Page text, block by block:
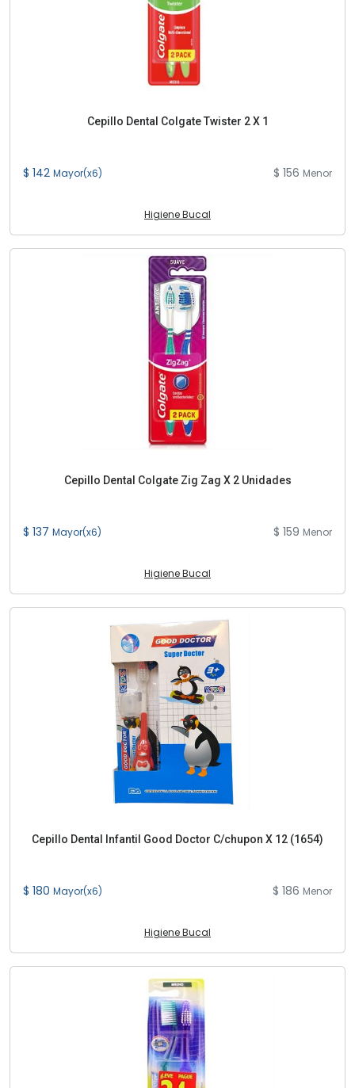
Cepillo Dental Colgate Twister 2 X 1
$ 142 Mayor(x6) $ 156 Menor
Higiene Bucal
Cepillo Dental Colgate Zig Zag X 2 Unidades
$ 137 Mayor(x6) $ 159 Menor
Higiene Bucal
Cepillo Dental Infantil Good Doctor C/chupon X 12 (1654)
$ 180 Mayor(x6) $ 186 Menor
Higiene Bucal